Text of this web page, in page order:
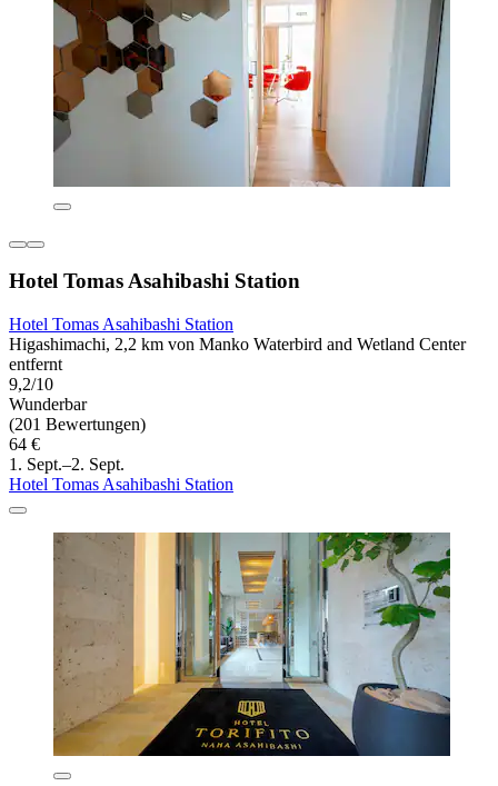
Hotel Tomas Asahibashi Station
Hotel Tomas Asahibashi Station
Higashimachi, 2,2 km von Manko Waterbird and Wetland Center
entfernt
9,2/10
Wunderbar
(201 Bewertungen)
64 €
1. Sept.–2. Sept.
Hotel Tomas Asahibashi Station